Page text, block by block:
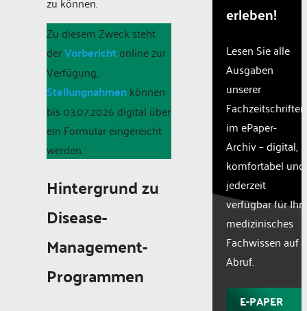
Zu diesem Zweck steht
derVorberichtonline zur
Verfügung,
Stellungnahmenkönnen
bis 03.07.2026 digital über
ein Formular eingereicht
werden.
Hintergrund zu
Disease-
Management-
Programmen
erleben!
Lesen Sie alle
Ausgaben
unserer
Fachzeitschriften
im ePaper-
Archiv – digital,
komfortabel und
jederzeit
verfügbar für Ihr
medizinisches
Fachwissen auf
Abruf.
E-PAPER